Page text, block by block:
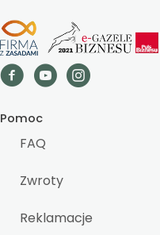
Pomoc
FAQ
Zwroty
Reklamacje